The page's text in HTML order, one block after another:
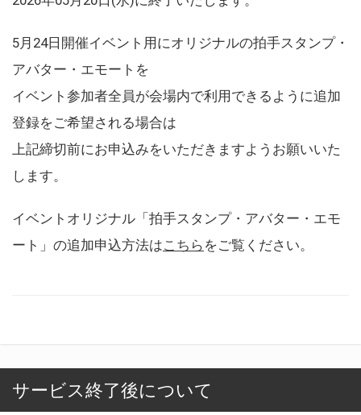
5月24日開催イベント用にオリジナルの拍手スタンプ・
アバター・エモートを
イベント参加者全員が会場内で利用できるように追加
登録をご希望される場合は
上記締切前にお申込みをいただきますようお願いいた
します。
イベントオリジナル「拍手スタンプ・アバター・エモ
ート」の追加申込方法はこちら をご覧ください。
サービス終了後について